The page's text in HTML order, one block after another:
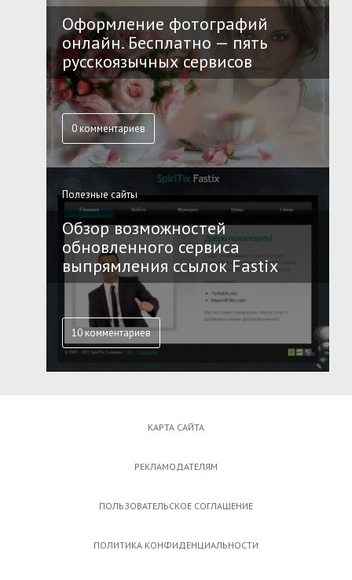
Оформление фотографий
онлайн. Бесплатно — пять
русскоязычных сервисов
0 комментариев
Полезные сайты
Обзор возможностей
обновленного сервиса
выпрямления ссылок Fastix
10 комментариев
КАРТА САЙТА
РЕКЛАМОДАТЕЛЯМ
ПОЛЬЗОВАТЕЛЬСКОЕ СОГЛАШЕНИЕ
ПОЛИТИКА КОНФИДЕНЦИАЛЬНОСТИ